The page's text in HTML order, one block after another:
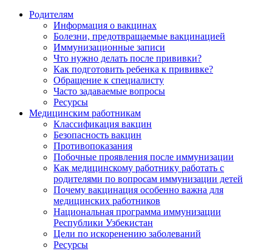
Родителям
Информация о вакцинах
Болезни, предотвращаемые вакцинацией
Иммунизационные записи
Что нужно делать после прививки?
Как подготовить ребенка к прививке?
Обращение к специалисту
Часто задаваемые вопросы
Ресурсы
Медицинским работникам
Классификация вакцин
Безопасность вакцин
Противопоказания
Побочные проявления после иммунизации
Как медицинскому работнику работать с
родителями по вопросам иммунизации детей
Почему вакцинация особенно важна для
медицинских работников
Национальная программа иммунизации
Республики Узбекистан
Цели по искоренению заболеваний
Ресурсы